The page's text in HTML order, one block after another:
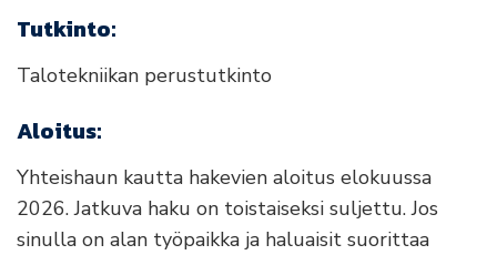
Tutkinto:
Talotekniikan perustutkinto
Aloitus:
Yhteishaun kautta hakevien aloitus elokuussa
2026. Jatkuva haku on toistaiseksi suljettu. Jos
sinulla on alan työpaikka ja haluaisit suorittaa